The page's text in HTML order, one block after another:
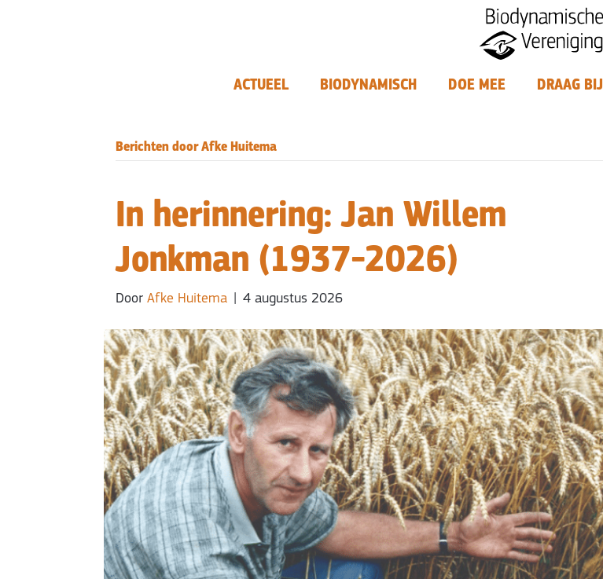
ACTUEEL BIODYNAMISCH DOE MEE DRAAG BIJ
Berichten door Afke Huitema
In herinnering: Jan Willem
Jonkman (1937-2026)
Door Afke Huitema 4 augustus 2026